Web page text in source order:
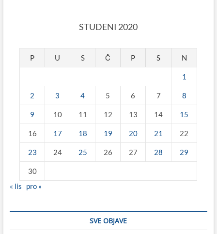
STUDENI 2020
P U S Č P S N
1
2 3 4 5 6 7 8
9 10 11 12 13 14 15
16 17 18 19 20 21 22
23 24 25 26 27 28 29
30
« lis
pro »
SVE OBJAVE